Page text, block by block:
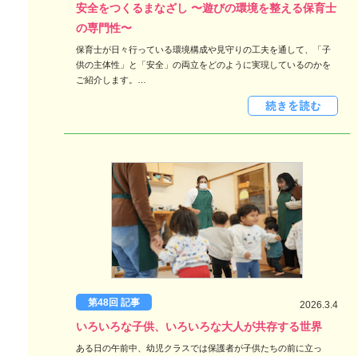
安全をつくるまなざし 〜遊びの環境を整える保育士
の専門性〜
保育士が日々行っている環境構成や見守りの工夫を通して、「子
供の主体性」と「安全」の両立をどのように実現しているのかを
ご紹介します。…
第48回 記事 2026.3.4
いろいろな子供、いろいろな大人が共存する世界
ある日の午前中、幼児クラスでは保護者が子供たちの前に立っ